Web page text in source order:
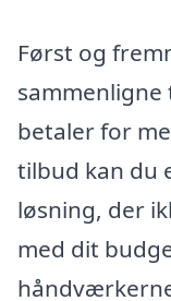
Først og
sammenligne
betaler for
tilbud kan du
løsning, der
med dit